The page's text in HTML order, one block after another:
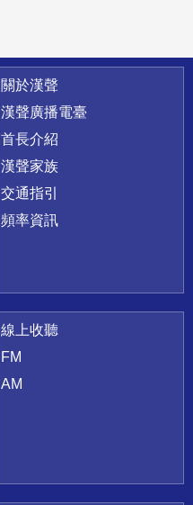
關於漢聲
漢聲廣播電臺
首長介紹
漢聲家族
交通指引
頻率資訊
線上收聽
FM
AM